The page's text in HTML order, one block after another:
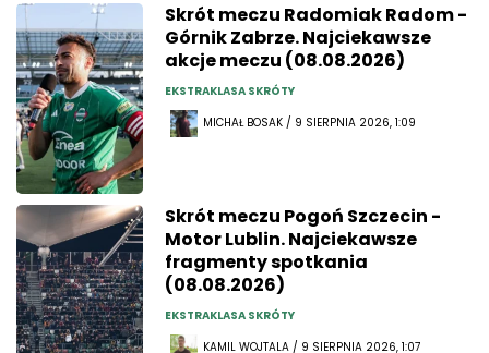
Skrót meczu Radomiak Radom -
Górnik Zabrze. Najciekawsze
akcje meczu (08.08.2026)
EKSTRAKLASA SKRÓTY
MICHAŁ BOSAK / 9 SIERPNIA 2026, 1:09
Skrót meczu Pogoń Szczecin -
Motor Lublin. Najciekawsze
fragmenty spotkania
(08.08.2026)
EKSTRAKLASA SKRÓTY
KAMIL WOJTALA / 9 SIERPNIA 2026, 1:07